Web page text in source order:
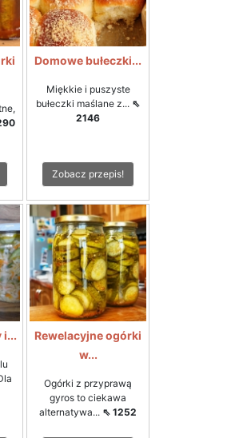
Domowe bułeczki...
Miękkie i puszyste
bułeczki maślane z... ⇖
2146
Zobacz przepis!
i...
Rewelacyjne ogórki
w...
Ogórki z przyprawą
gyros to ciekawa
alternatywa... ⇖ 1252